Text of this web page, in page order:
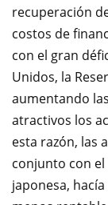
recuperación
costos de
con el gran
Unidos, la
aumentando
atractivos los
esta razón, las
conjunto con
japonesa,